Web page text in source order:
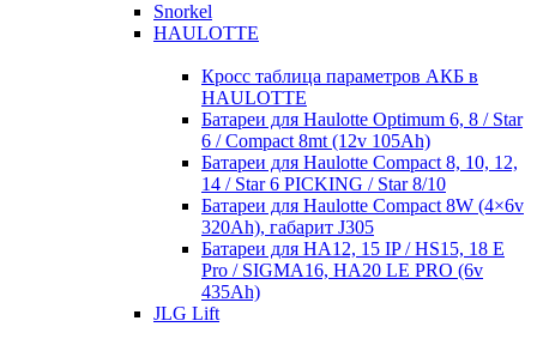
Snorkel
HAULOTTE
Кросc таблица параметров АКБ в
HAULOTTE
Батареи для Haulotte Optimum 6, 8 / Star
6 / Compact 8mt (12v 105Ah)
Батареи для Haulotte Compact 8, 10, 12,
14 / Star 6 PICKING / Star 8/10
Батареи для Haulotte Compact 8W (4×6v
320Ah), габарит J305
Батареи для HA12, 15 IP / HS15, 18 E
Pro / SIGMA16, HA20 LE PRO (6v
435Ah)
JLG Lift